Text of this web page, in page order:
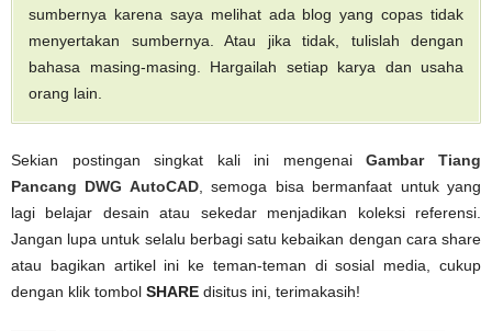
sumbernya karena saya melihat ada blog yang copas tidak
menyertakan sumbernya. Atau jika tidak, tulislah dengan
bahasa masing-masing. Hargailah setiap karya dan usaha
orang lain.
Sekian postingan singkat kali ini mengenaiGambar Tiang
Pancang DWG AutoCAD, semoga bisa bermanfaat untuk yang
lagi belajar desain atau sekedar menjadikan koleksi referensi.
Jangan lupa untuk selalu berbagi satu kebaikan dengan cara share
atau bagikan artikel ini ke teman-teman di sosial media, cukup
dengan klik tombol SHARE disitus ini, terimakasih!